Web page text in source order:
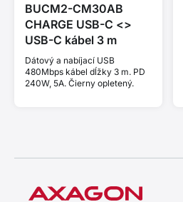
BUCM2-CM30AB
CHARGE USB-C <>
USB-C kábel 3 m
Dátový a nabíjací USB
480Mbps kábel dĺžky 3 m. PD
240W, 5A. Čierny opletený.